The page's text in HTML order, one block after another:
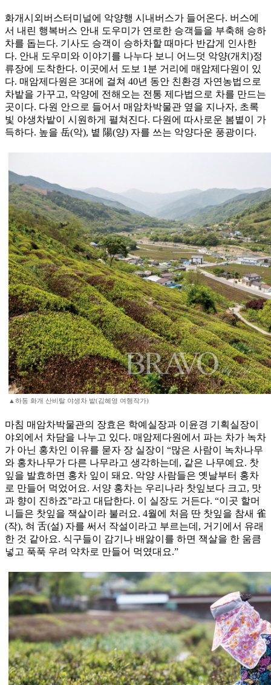
화개시외버스터미널에 악양행 시내버스가 들어온다. 버스에
서 내린 행복버스 안내 도우미가 연로한 승객들을 부축해 승하
차를 돕는다. 기사도 승객이 승하차할 때마다 반갑게 인사한
다. 안내 도우미와 이야기를 나누다 보니 어느덧 악양(개치)정
류장에 도착한다. 이곳에서 도보 1분 거리에 매암제다원이 있
다. 매암제다원은 3대에 걸쳐 40년 동안 친환경 자연농법으로
차밭을 가꾸고, 악양에 전해오는 전통 제다법으로 차를 만드는
곳이다. 다원 안으로 들어서 매암차박물관 옆을 지나자, 초록
빛 야생차밭이 시원하게 펼쳐진다. 다원에 따사로운 봄볕이 가
득하다. 높을 岳(악), 볕 陽(양) 자를 쓰는 악양다운 풍광이다.
▲하동 화개 산비탈 야생차 밭(김혜영 여행작가)
마침 매암차박물관의 장효은 학예실장과 이윤경 기획실장이
야외에서 차담을 나누고 있다. 매암제다원에서 파는 차가 녹차
가 아닌 홍차인 이유를 묻자 장 실장이 “많은 사람이 녹차나무
와 홍차나무가 다른 나무라고 생각하는데, 같은 나무예요. 찻
잎을 발효하면 홍차 잎이 돼요. 악양 사람들은 옛날부터 홍차
로 만들어 먹었어요. 서양 홍차는 우리나라 찻잎보다 크고, 맛
과 향이 진하죠”라고 대답한다. 이 실장도 거든다. “이곳 할머
니들은 찻잎을 잭살이라 불러요. 4월에 처음 딴 찻잎을 참새 雀
(작), 혀 舌(설) 자를 써서 작설이라고 부르는데, 거기에서 유래
한 것 같아요. 식구들이 감기나 배앓이를 하면 잭살을 한 움큼
넣고 푹푹 우려 약차로 만들어 먹였대요.”